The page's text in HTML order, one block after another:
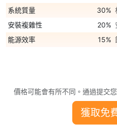
系統質量
30%
安裝複雜性
20%
能源效率
15%
價格可能會有所不同。通過提交
獲取免